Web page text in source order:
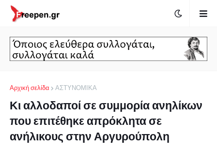
Αρχική σελίδα ΑΣΤΥΝΟΜΙΚΑ
Κι αλλοδαποί σε συμμορία ανηλίκων
που επιτέθηκε απρόκλητα σε
ανήλικους στην Αργυρούπολη